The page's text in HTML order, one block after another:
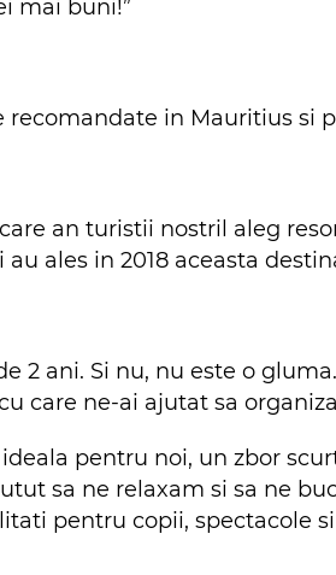
mai buni!”
recomandate in Mauritius si
an turistii nostril aleg
ales in 2018 aceasta
2 ani. Si nu, nu este o
care ne-ai ajutat sa
pentru noi, un zbor
sa ne relaxam si sa ne
pentru copii, spectacole